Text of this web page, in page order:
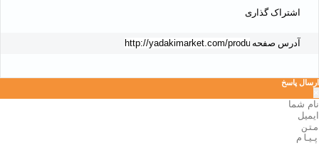
اشتراک گذاری
آدرس صفحه
ارسال پاسخ